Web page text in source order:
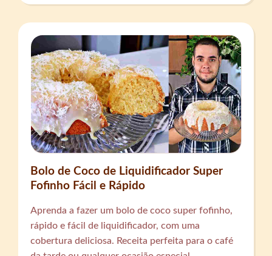
Bolo de Coco de Liquidificador Super
Fofinho Fácil e Rápido
Aprenda a fazer um bolo de coco super fofinho,
rápido e fácil de liquidificador, com uma
cobertura deliciosa. Receita perfeita para o café